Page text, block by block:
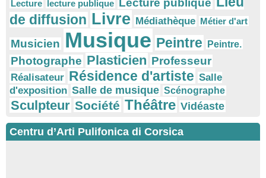
Lecture lecture publique Lecture publique
de diffusion Livre Médiathèque Métier d'art
Musicien Musique Peintre Peintre.
Photographe Plasticien Professeur
Réalisateur Résidence d'artiste Salle
d'exposition Salle de musique Scénographe
Sculpteur Société Théâtre Vidéaste
Centru d’Arti Pulifonica di Corsica